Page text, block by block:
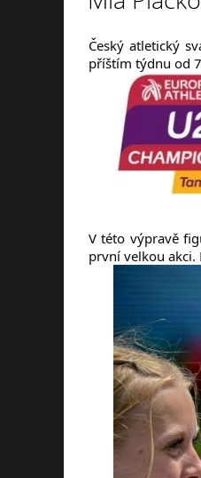
Český atletický
příštím týdnu od
V této výpravě
první velkou akci.